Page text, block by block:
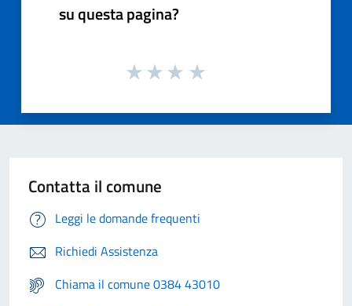
su questa pagina?
Contatta il comune
Leggi le domande frequenti
Richiedi Assistenza
Chiama il comune 0384 43010